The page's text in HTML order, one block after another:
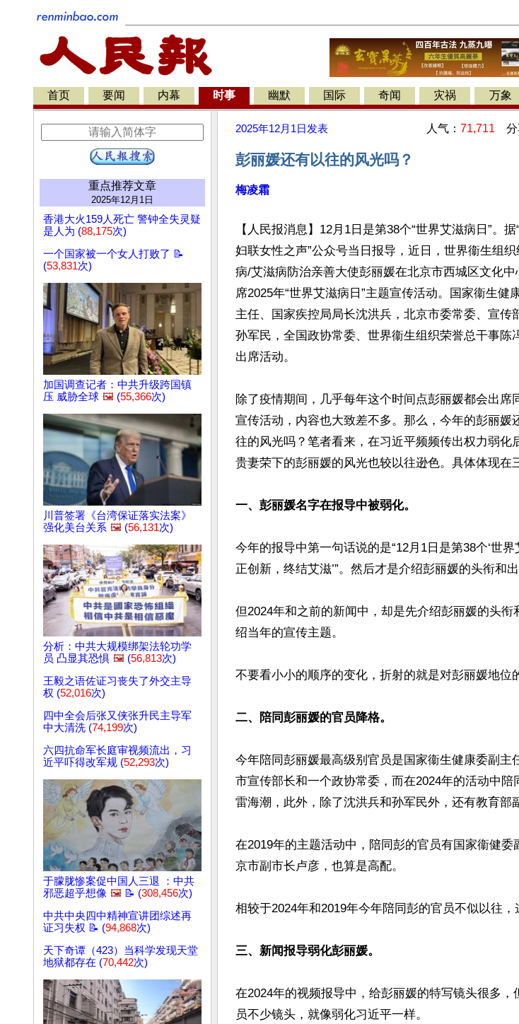
首页 要闻 内幕 时事 幽默 国际 奇闻 灾祸 万象
重点推荐文章
2025年12月1日
香港大火159人死亡 警钟全失灵疑
是人为 (88,175次)
一个国家被一个女人打败了 📝
(53,831次)
加国调查记者：中共升级跨国镇
压 威胁全球 🖼️ (55,366次)
川普签署《台湾保证落实法案》
强化美台关系 🖼️ (56,131次)
分析：中共大规模绑架法轮功学
员 凸显其恐惧 🖼️ (56,813次)
王毅之语佐证习丧失了外交主导
权 (52,016次)
四中全会后张又侠张升民主导军
中大清洗 (74,199次)
六四抗命军长庭审视频流出，习
近平吓得改军规 (52,293次)
于朦胧惨案促中国人三退 ：中共
邪恶超乎想像 🖼️ 📝 (308,456次)
中共中央四中精神宣讲团综述再
证习失权 📝 (94,868次)
天下奇谭（423）当科学发现天堂
地狱都存在 (70,442次)
2025年12月1日 发表 人气： 71,711 分
彭丽媛还有以往的风光吗？
梅凌霜
【人民报消息】12月1日是第38个“世界艾滋病日”。据
妇联女性之声”公众号当日报导，近日，世界衞生组织
病/艾滋病防治亲善大使彭丽媛在北京市西城区文化中
席2025年“世界艾滋病日”主题宣传活动。国家衞生健
主任、国家疾控局局长沈洪兵，北京市委常委、宣传
孙军民，全国政协常委、世界衞生组织荣誉总干事陈
出席活动。
除了疫情期间，几乎每年这个时间点彭丽媛都会出席
宣传活动，内容也大致差不多。那么，今年的彭丽媛
往的风光吗？笔者看来，在习近平频频传出权力弱化
贵妻荣下的彭丽媛的风光也较以往逊色。具体体现在
一、彭丽媛名字在报导中被弱化。
今年的报导中第一句话说的是“12月1日是第38个‘世
正创新，终结艾滋’”。然后才是介绍彭丽媛的头衔和
但2024年和之前的新闻中，却是先介绍彭丽媛的头
绍当年的宣传主题。
不要看小小的顺序的变化，折射的就是对彭丽媛地位
二、陪同彭丽媛的官员降格。
今年陪同彭丽媛最高级别官员是国家衞生健康委副
市宣传部长和一个政协常委，而在2024年的活动中
雷海潮，此外，除了沈洪兵和孙军民外，还有教育部
在2019年的主题活动中，陪同彭的官员有国家衞健
京市副市长卢彦，也算是高配。
相较于2024年和2019年今年陪同彭的官员不似以往，
三、新闻报导弱化彭丽媛。
在2024年的视频报导中，给彭丽媛的特写镜头很多
员不少镜头，就像弱化习近平一样。